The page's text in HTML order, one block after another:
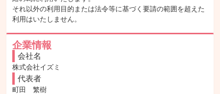
それ以外の利用目的または法令等に基づく要請の範囲を超えた
利用はいたしません。
企業情報
会社名
株式会社イズミ
代表者
町田　繁樹